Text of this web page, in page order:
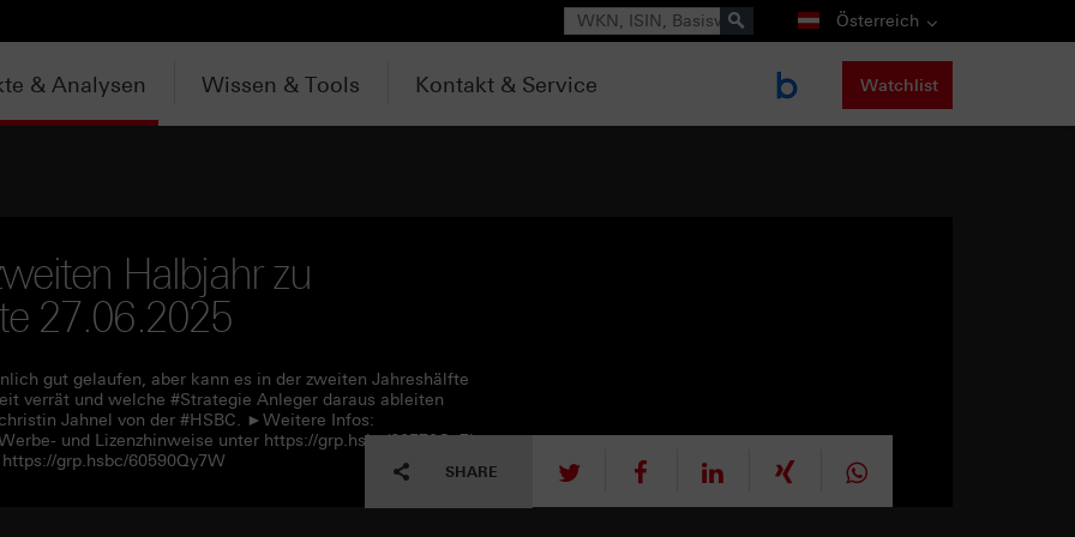
Suche Österreich
& Analysen Wissen & Tools Kontakt & Service Watchlist
Halbjahr zu
27.06.2025
gut gelaufen, aber kann es in der zweiten Jahreshälfte
verrät und welche #Strategie Anleger daraus ableiten
Jahnel von der #HSBC. ►Weitere Infos:
und Lizenzhinweise unter https://grp.hsbc/60570Qy7l
grp.hsbc/60590Qy7W
SHARE tweet mitteilen